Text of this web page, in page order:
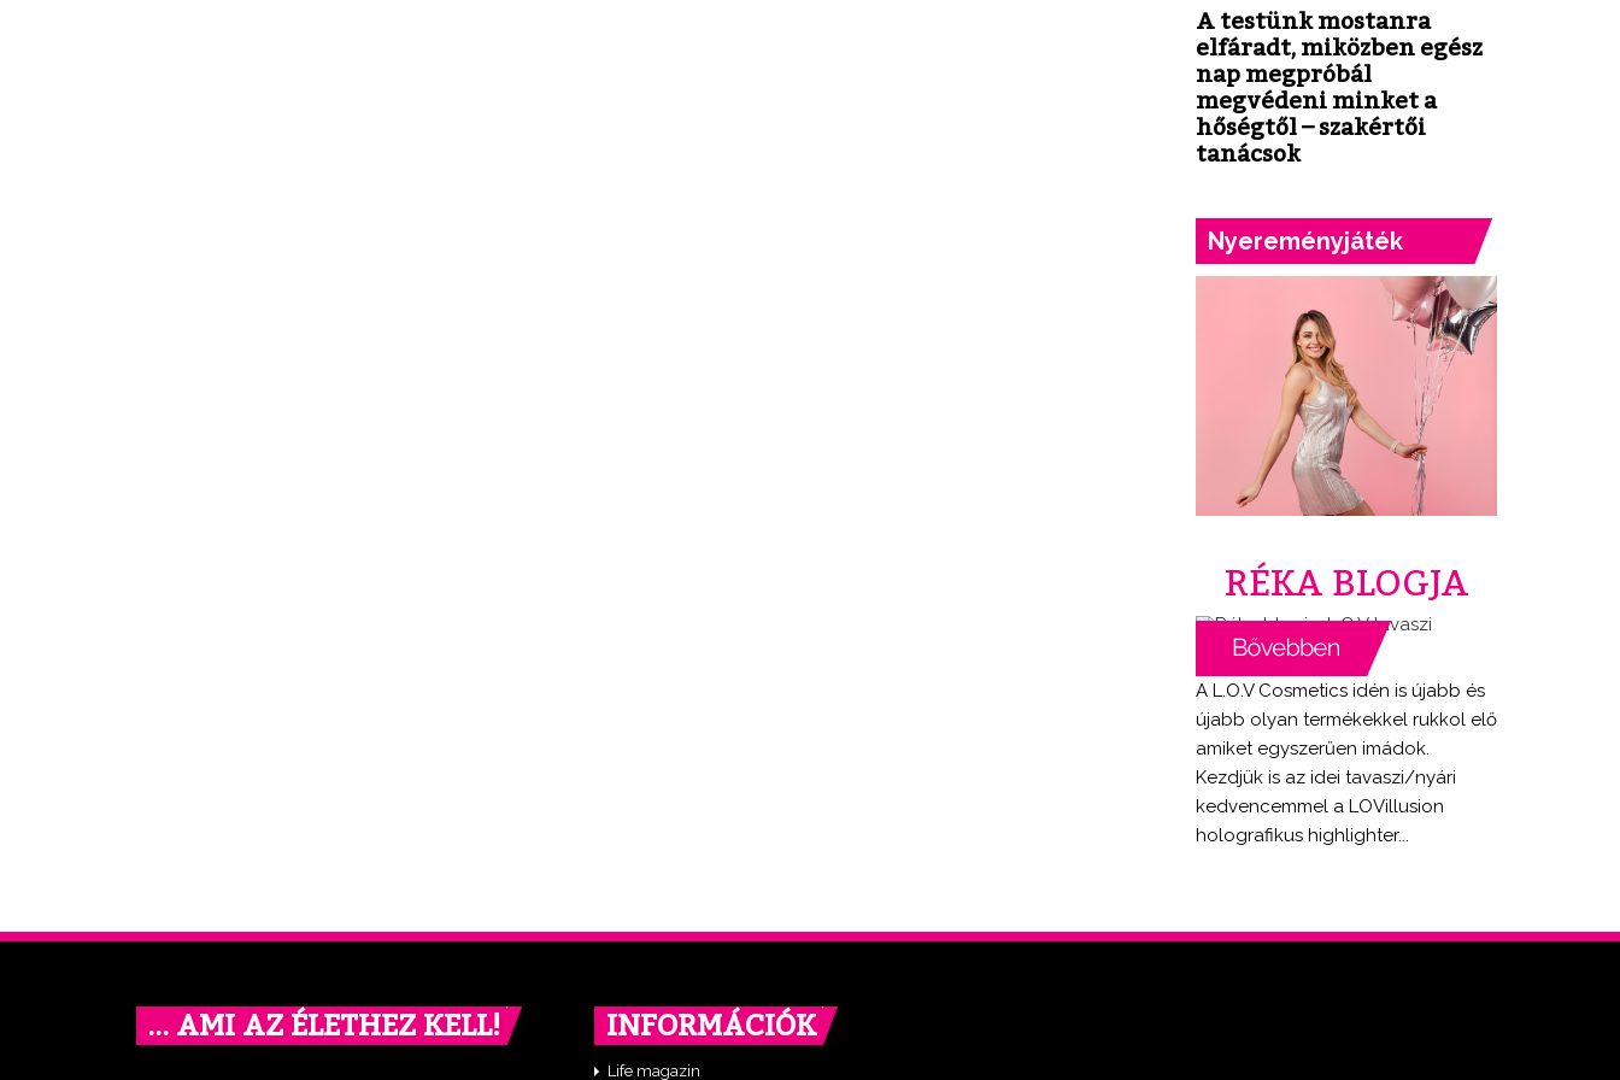
A testünk mostanra
elfáradt, miközben egész
nap megpróbál
megvédeni minket a
hőségtől – szakértői
tanácsok
Nyereményjáték
RÉKA BLOGJA
A L.O.V Cosmetics idén is újabb és
újabb olyan termékekkel rukkol elő
amiket egyszerűen imádok.
Kezdjük is az idei tavaszi/nyári
kedvencemmel a LOVillusion
holografikus highlighter...
… AMI AZ ÉLETHEZ KELL! INFORMÁCIÓK
Life magazin